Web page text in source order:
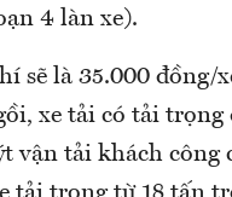
4 làn xe).
sẽ là 35.000 đồng/
xe tải có tải trọng
vận tải khách công